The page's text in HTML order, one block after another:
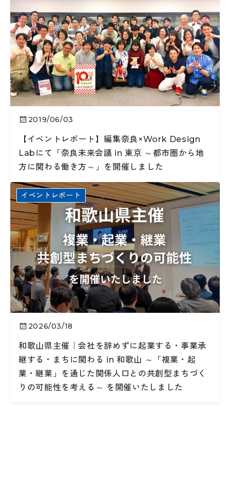
2019/06/03
【イベントレポート】編集奈良×Work Design
Labにて「奈良未来会議 in 東京 ～都市圏から地
方に関わる働き方～」を開催しました
イベントレポート
2026/03/18
和歌山県主催｜会社を辞めずに起業する・事業承
継する・まちに関わる in 和歌山 ～「複業・起
業・継業」を通じた関係人口との共創型まちづく
りの可能性を考える～ を開催いたしました